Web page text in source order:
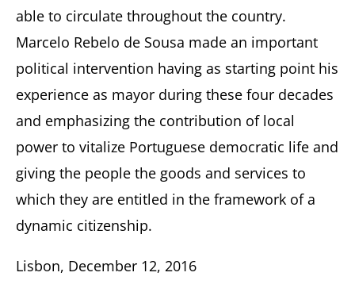
able to circulate throughout the country.
Marcelo Rebelo de Sousa made an important
political intervention having as starting point his
experience as mayor during these four decades
and emphasizing the contribution of local
power to vitalize Portuguese democratic life and
giving the people the goods and services to
which they are entitled in the framework of a
dynamic citizenship.
Lisbon, December 12, 2016